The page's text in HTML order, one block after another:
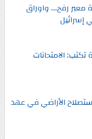
معبر رفح... واوراق
إسرائيل
تكتب: الامتحانات
الأراضي في عهد